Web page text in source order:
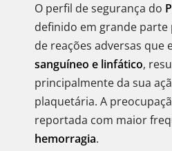
O perfil de segurança do
definido em grande parte
de reações adversas que
sanguíneo e linfático,
principalmente da sua
plaquetária. A
reportada com maior
hemorragia.